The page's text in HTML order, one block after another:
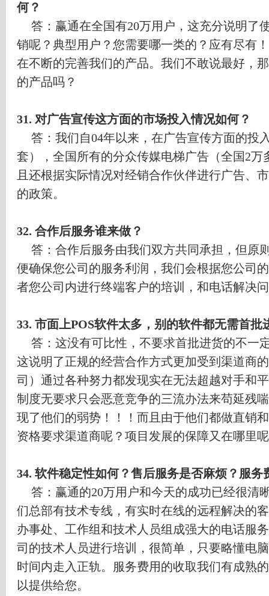
何？
答：赢通在全国有20万用户，这充分说明了
销呢？典型用户？您需要哪一类的？应有尽有
在不断的完善我们的产品。我们不敢说最好，
的产品吗？
31. 对广告宣传这方面的市场投入情况如何？
答：我们自04年以来，在广告宣传方面的投
套），全国所有的分众传媒电梯广告（全国2万
且还根据实际情况对经销合作伙伴进行广告、
的政策。
32. 合作后服务谁来做？
答：合作后服务由我们双方共同承担，但原
便确保您公司的服务利润，我们会根据您公司
者您公司内进行终端客户的培训，和电话解决
33. 市面上POS软件太多，别的软件都无需首批
答：这没有可比性，不要求首批进货的不一
这说明了正规的经营合作方式更加受到渠道商
司）通过各种努力都发现实在无法超越对手和
制度无要求只会恶意竞争的三流办法来苟延残
现了他们的弱势！！！而且由于他们都做直销
资格要求渠道商呢？项目发展的保障又在哪里
34. 软件稳定性如何？售后服务是否麻烦？服务
答：赢通的20万用户和今天的成功已经很清
们总部有技术专线，有实时在线的远程解决的
办事处、工作组和技术人员组成强大的电话服
司的技术人员进行培训，很简单，只要略懂电
时间内走入正轨。服务费用的收取我们有成熟
以提供给您。